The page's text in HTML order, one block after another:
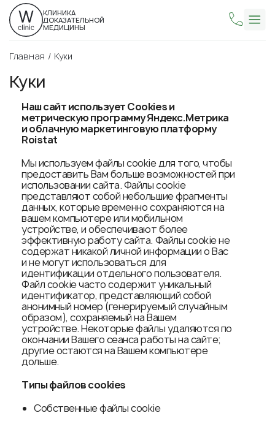
КЛИНИКА
ДОКАЗАТЕЛЬНОЙ
МЕДИЦИНЫ
Главная Куки
Куки
Наш сайт используетCookiesи
метрическуюпрограммуЯндекс.Метрика
иоблачную маркетинговую платформу
Roistat
Мы используем файлы cookie для того, чтобы
предоставить Вам больше возможностей при
использовании сайта. Файлы cookie
представляют собой небольшие фрагменты
данных, которые временно сохраняются на
вашем компьютере или мобильном
устройстве, и обеспечивают более
эффективную работу сайта. Файлы cookie не
содержат никакой личной информации о Вас
и не могут использоваться для
идентификации отдельного пользователя.
Файл cookie часто содержит уникальный
идентификатор, представляющий собой
анонимный номер (генерируемый случайным
образом), сохраняемый на Вашем
устройстве. Некоторые файлы удаляются по
окончании Вашего сеанса работы на сайте;
другие остаются на Вашем компьютере
дольше.
Типы файловcookies
Собственные файлы cookie